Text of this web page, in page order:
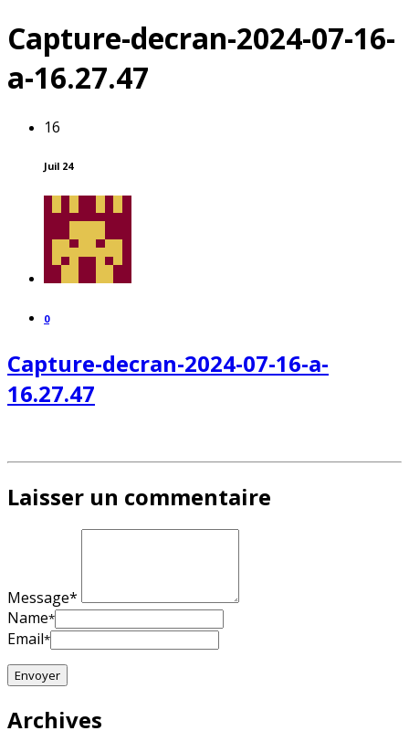
Capture-decran-2024-07-16-
a-16.27.47
16
Juil 24
0
Capture-decran-2024-07-16-a-
16.27.47
Laisser un commentaire
Message*
Name*
Email*
Archives